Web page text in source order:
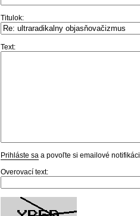
Titulok:
Text:
Prihláste sa a povoľte si emailové
Overovací text: